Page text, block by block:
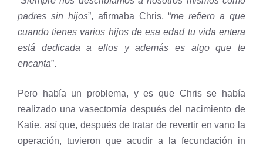
padres sin hijos”, afirmaba Chris, “me refiero a que
cuando tienes varios hijos de esa edad tu vida entera
está dedicada a ellos y además es algo que te
encanta”.
Pero había un problema, y es que Chris se había
realizado una vasectomía después del nacimiento de
Katie, así que, después de tratar de revertir en vano la
operación, tuvieron que acudir a la fecundación in